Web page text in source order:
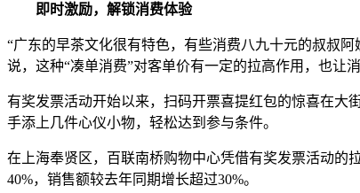
即时激励，解锁消费体验
“广东的早茶文化很有特色，有些消费八九十元的叔叔
说，这种“凑单消费”对客单价有一定的拉高作用，也让
有奖发票活动开始以来，扫码开票喜提红包的惊喜在大
手添上几件心仪小物，轻松达到参与条件。
在上海奉贤区，百联南桥购物中心凭借有奖发票活动的
40%，销售额较去年同期增长超过30%。